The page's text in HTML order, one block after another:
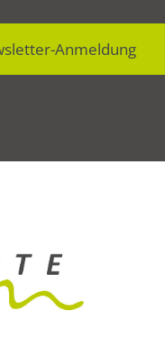
Anmeldung